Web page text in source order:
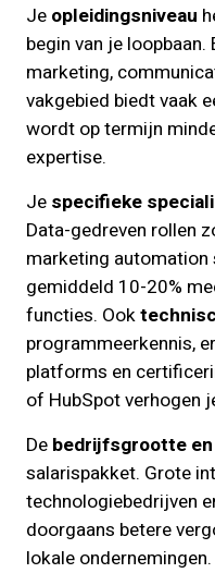
Je opleidingsniveau
begin van je
marketing,
vakgebied biedt vaak
wordt op termijn
expertise.
Je specifieke
Data-gedreven rollen
marketing automation
gemiddeld 10-20%
functies. Ook
programmeerkennis,
platforms en
of HubSpot verhogen
De bedrijfsgrootte
salarispakket. Grote
technologiebedrijven
doorgaans betere
lokale ondernemingen.